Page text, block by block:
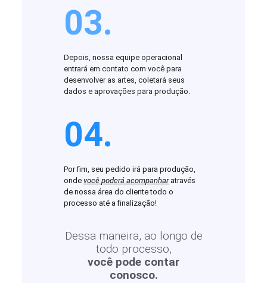
03.
Depois, nossa equipe operacional
entrará em contato com você para
desenvolver as artes, coletará seus
dados e aprovações para produção.
04.
Por fim, seu pedido irá para produção,
ondevocê poderá acompanharatravés
de nossa área do cliente todo o
processo até a finalização!
Dessa maneira, ao longo de
todo processo,
você pode contar
conosco.